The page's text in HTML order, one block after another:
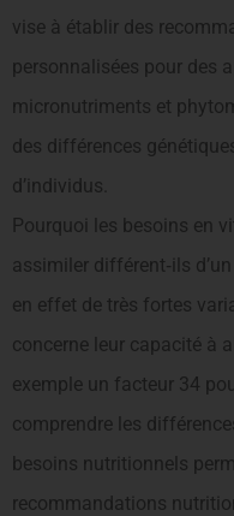
vise à établir des
personnalisées pour des
micronutriments et
des différences
d’individus.
Pourquoi les besoins en
assimiler différent‐ils
en effet de très fortes
concerne leur capacité à
exemple un facteur 34
comprendre les
besoins nutritionnels
recommandations